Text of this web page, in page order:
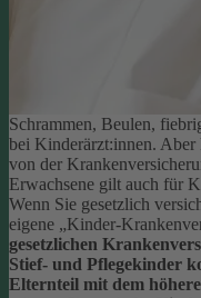
Schrammen, Beulen,
bei Kinderärzt:innen. Aber
von der
Erwachsene gilt auch für
Wenn Sie gesetzlich
eigene „Kinder-
gesetzlichen
Stief- und Pflegekinder
Elternteil mit dem